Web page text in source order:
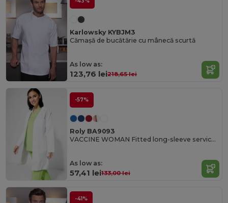
Karlowsky KYBJM3
Cămașă de bucătărie cu mânecă scurtă
As low as:
123,76 lei218,65 lei
-57%
Roly BA9093
VACCINE WOMAN Fitted long-sleeve service gown
As low as:
57,41 lei133,00 lei
-41%